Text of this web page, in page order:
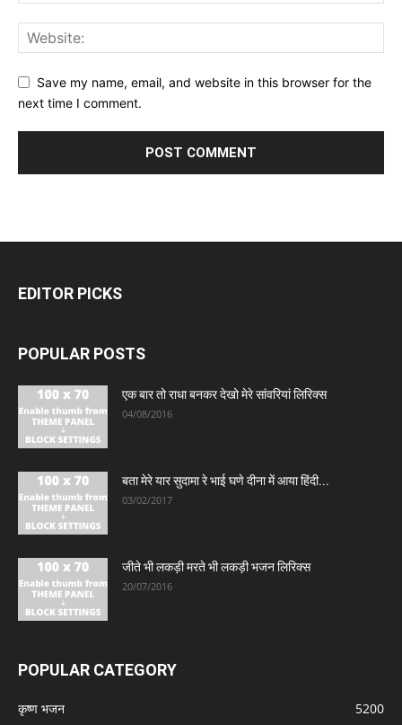
Save my name, email, and website in this browser for the
next time I comment.
EDITOR PICKS
POPULAR POSTS
एक बार तो राधा बनकर देखो मेरे सांवरियां लिरिक्स
04/08/2016
बता मेरे यार सुदामा रे भाई घणे दीना में आया हिंदी...
03/02/2017
जीते भी लकड़ी मरते भी लकड़ी भजन लिरिक्स
20/07/2016
POPULAR CATEGORY
कृष्ण भजन
5200